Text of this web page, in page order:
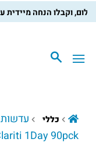
כללי
עדשות
1Day 90pck